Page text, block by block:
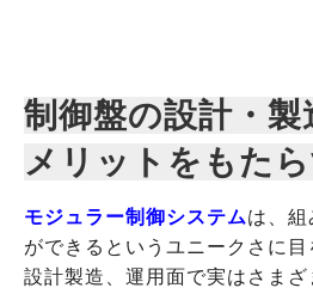
制御盤の設計・製
メリットをもた
モジュラー制御システムは、組
ができるというユニークさに目
設計製造、運用面で実はさま